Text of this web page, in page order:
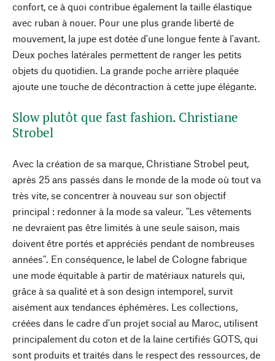
confort, ce à quoi contribue également la taille élastique
avec ruban à nouer. Pour une plus grande liberté de
mouvement, la jupe est dotée d'une longue fente à l'avant.
Deux poches latérales permettent de ranger les petits
objets du quotidien. La grande poche arrière plaquée
ajoute une touche de décontraction à cette jupe élégante.
Slow plutôt que fast fashion. Christiane
Strobel
Avec la création de sa marque, Christiane Strobel peut,
après 25 ans passés dans le monde de la mode où tout va
très vite, se concentrer à nouveau sur son objectif
principal : redonner à la mode sa valeur. "Les vêtements
ne devraient pas être limités à une seule saison, mais
doivent être portés et appréciés pendant de nombreuses
années". En conséquence, le label de Cologne fabrique
une mode équitable à partir de matériaux naturels qui,
grâce à sa qualité et à son design intemporel, survit
aisément aux tendances éphémères. Les collections,
créées dans le cadre d'un projet social au Maroc, utilisent
principalement du coton et de la laine certifiés GOTS, qui
sont produits et traités dans le respect des ressources, de